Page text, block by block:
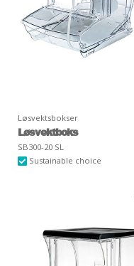
Løsvektsbokser
Løsvektboks
SB300-20 SL
Sustainable choice